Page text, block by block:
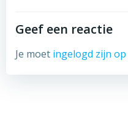
Geef een reactie
Je moet ingelogd zijn op